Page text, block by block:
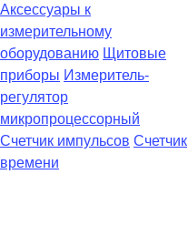
Аксессуары к
измерительному
оборудованию Щитовые
приборы Измеритель-
регулятор
микропроцессорный
Счетчик импульсов Счетчик
времени